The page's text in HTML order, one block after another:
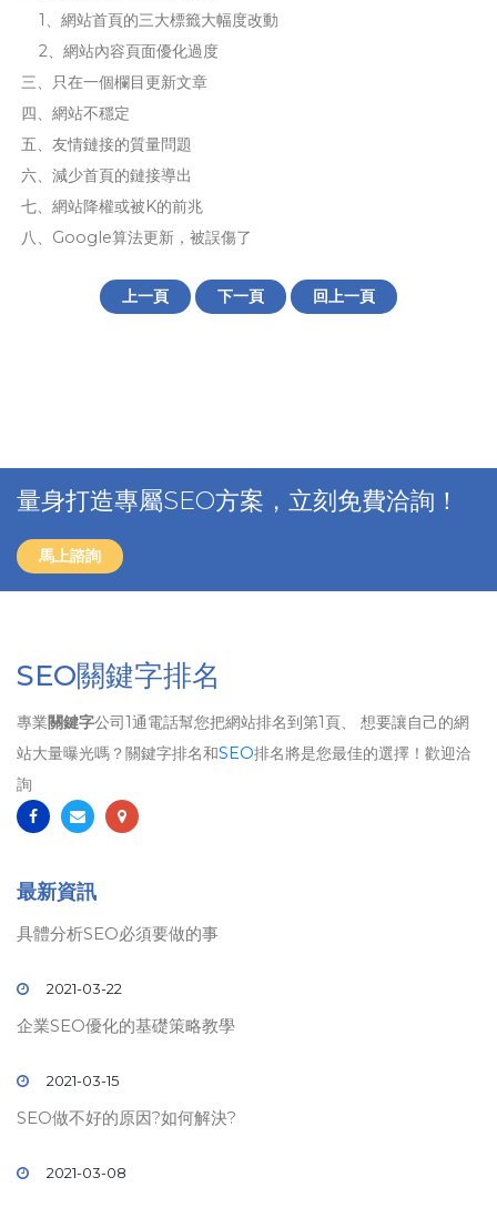
1、網站首頁的三大標籤大幅度改動
2、網站內容頁面優化過度
三、只在一個欄目更新文章
四、網站不穩定
五、友情鏈接的質量問題
六、減少首頁的鏈接導出
七、網站降權或被K的前兆
八、Google算法更新，被誤傷了
上一頁 下一頁 回上一頁
量身打造專屬SEO方案，立刻免費洽詢！
馬上諮詢
SEO關鍵字排名
專業關鍵字公司1通電話幫您把網站排名到第1頁、 想要讓自己的網
站大量曝光嗎？關鍵字排名和SEO排名將是您最佳的選擇！歡迎洽
詢
最新資訊
具體分析SEO必須要做的事
2021-03-22
企業SEO優化的基礎策略教學
2021-03-15
SEO做不好的原因?如何解決?
2021-03-08